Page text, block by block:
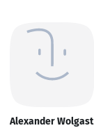
Alexander Wolgast